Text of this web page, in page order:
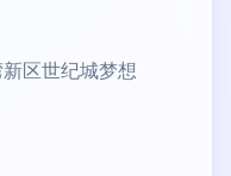
区世纪城梦想